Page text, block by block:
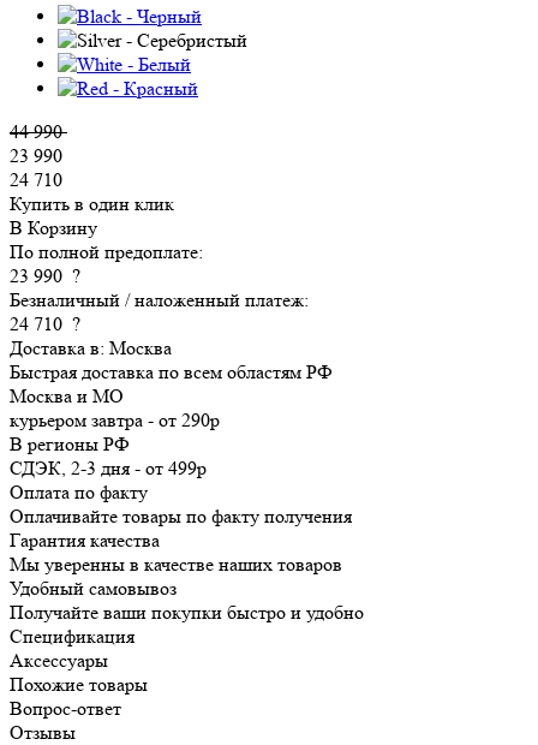
44 990
23 990
24 710
Купить в один клик
В Корзину
По полной предоплате:
23 990 ?
Безналичный / наложенный платеж:
24 710 ?
Доставка в: Москва
Быстрая доставка по всем областям РФ
Москва и МО
курьером завтра - от 290р
В регионы РФ
СДЭК, 2-3 дня - от 499р
Оплата по факту
Оплачивайте товары по факту получения
Гарантия качества
Мы уверенны в качестве наших товаров
Удобный самовывоз
Получайте ваши покупки быстро и удобно
Спецификация
Аксессуары
Похожие товары
Вопрос-ответ
Отзывы